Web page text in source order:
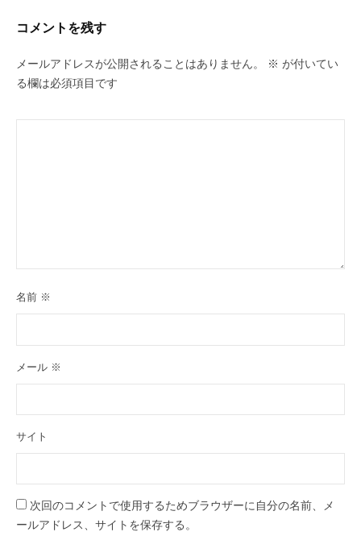
コメントを残す
メールアドレスが公開されることはありません。 ※ が付いてい
る欄は必須項目です
名前 ※
メール ※
サイト
次回のコメントで使用するためブラウザーに自分の名前、メ
ールアドレス、サイトを保存する。